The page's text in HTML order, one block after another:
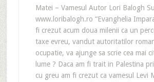
Matei – Vamesul Autor Lori Balogh
www.loribalogh.ro “Evanghelia
fi crezut acum doua milenii ca un
taxe evreu, vandut autoritatilor
ocupatie, va ajunge sa scrie cea mai
lume ? Daca am fi trait in Palestina
cu greu am fi crezut ca vamesul Levi